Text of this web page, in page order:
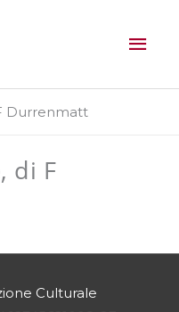
Durrenmatt
di F
Culturale